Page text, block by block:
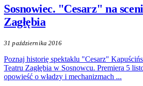
Sosnowiec. "Cesarz" na
Zagłębia
31 października 2016
Poznaj historię spektaklu "Cesarz"
Teatru Zagłębia w Sosnowcu. Premiera 5
opowieść o władzy i mechanizmach ...